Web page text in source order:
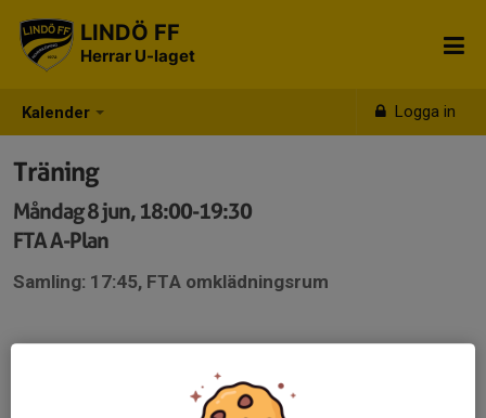
Kalender Logga in
LINDÖ FF
Herrar U-laget
Träning
Måndag 8 jun, 18:00-19:30
FTA A-Plan
Samling: 17:45, FTA omklädningsrum